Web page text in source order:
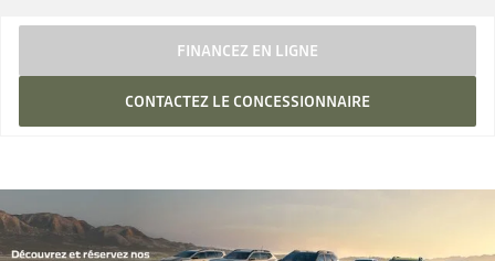
FINANCEZ EN LIGNE
CONTACTEZ LE CONCESSIONNAIRE